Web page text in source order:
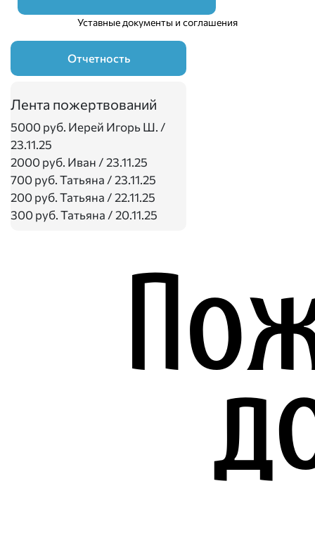
Уставные документы и соглашения
Отчетность
Лента пожертвований
5000 руб. Иерей Игорь Ш. /
23.11.25
2000 руб. Иван / 23.11.25
700 руб.Татьяна / 23.11.25
200 руб.Татьяна / 22.11.25
300 руб.Татьяна / 20.11.25